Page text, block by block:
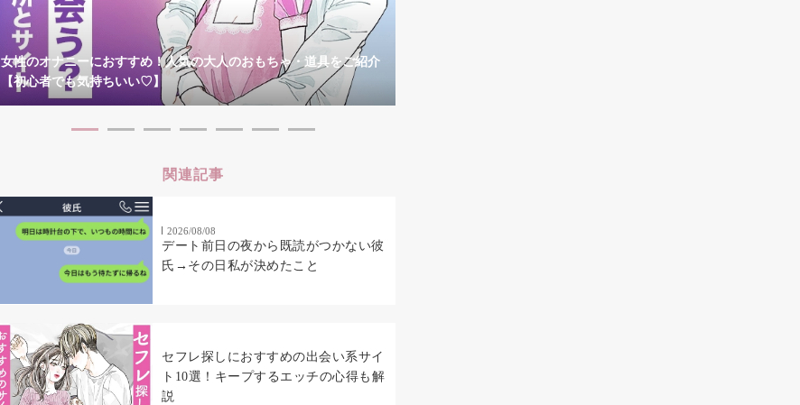
女性のオナニーにおすすめ！人気の大人のおもちゃ・道具をご紹介
【初心者でも気持ちいい♡】
関連記事
2026/08/08
デート前日の夜から既読がつかない彼
氏→その日私が決めたこと
セフレ探しにおすすめの出会い系サイ
ト10選！キープするエッチの心得も解
説